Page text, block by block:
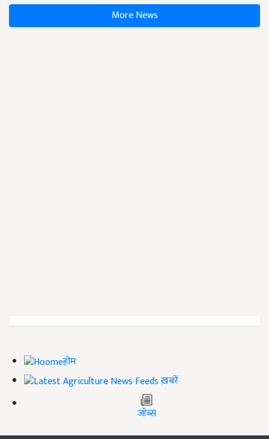
More News
होम
ख़बरें
जॉब्स